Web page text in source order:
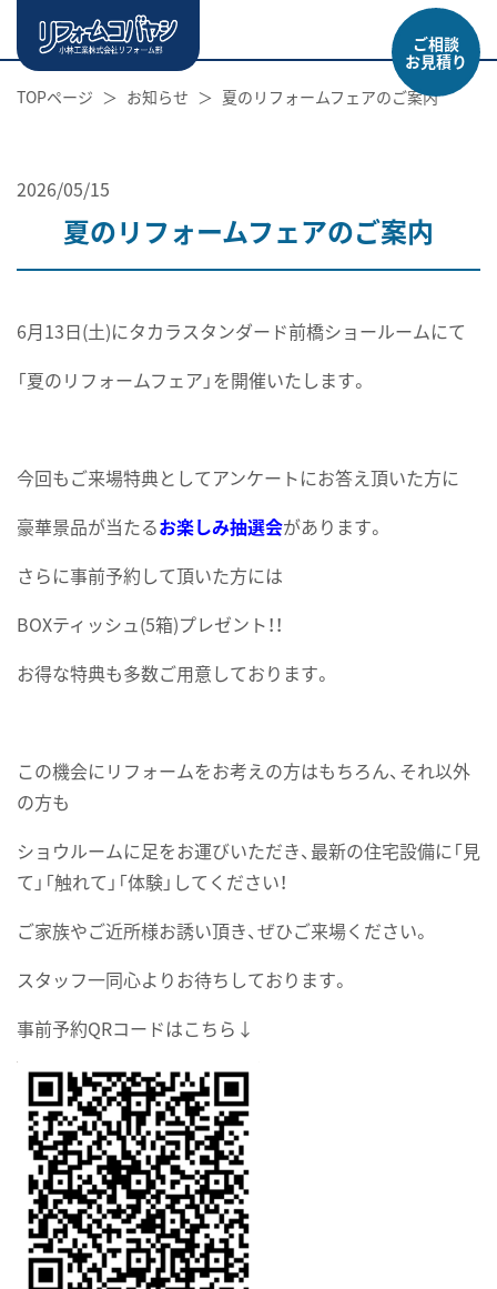
ご相談
お見積り
TOPページ
お知らせ 夏のリフォームフェアのご案内
2026/05/15
夏のリフォームフェアのご案内
6月13日(土)にタカラスタンダード前橋ショールームにて
「夏のリフォームフェア」を開催いたします。
今回もご来場特典としてアンケートにお答え頂いた方に
豪華景品が当たるお楽しみ抽選会があります。
さらに事前予約して頂いた方には
BOXティッシュ(5箱)プレゼント！！
お得な特典も多数ご用意しております。
この機会にリフォームをお考えの方はもちろん、それ以外
の方も
ショウルームに足をお運びいただき、最新の住宅設備に「見
て」「触れて」「体験」してください！
ご家族やご近所様お誘い頂き、ぜひご来場ください。
スタッフ一同心よりお待ちしております。
事前予約QRコードはこちら↓